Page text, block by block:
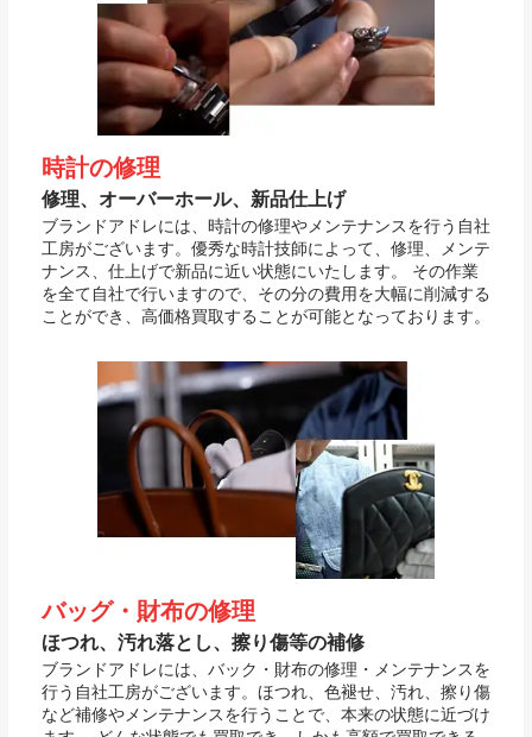
時計の修理
修理、オーバーホール、新品仕上げ
ブランドアドレには、時計の修理やメンテナンスを行う自社
工房がございます。優秀な時計技師によって、修理、メンテ
ナンス、仕上げで新品に近い状態にいたします。 その作業
を全て自社で行いますので、その分の費用を大幅に削減する
ことができ、高価格買取することが可能となっております。
バッグ・財布の修理
ほつれ、汚れ落とし、擦り傷等の補修
ブランドアドレには、バック・財布の修理・メンテナンスを
行う自社工房がございます。ほつれ、色褪せ、汚れ、擦り傷
など補修やメンテナンスを行うことで、本来の状態に近づけ